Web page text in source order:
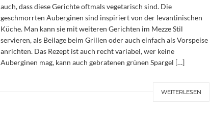
auch, dass diese Gerichte oftmals vegetarisch sind. Die
geschmorrten Auberginen sind inspiriert von der levantinischen
Küche. Man kann sie mit weiteren Gerichten im Mezze Stil
servieren, als Beilage beim Grillen oder auch einfach als Vorspeise
anrichten. Das Rezept ist auch recht variabel, wer keine
Auberginen mag, kann auch gebratenen grünen Spargel […]
WEITERLESEN